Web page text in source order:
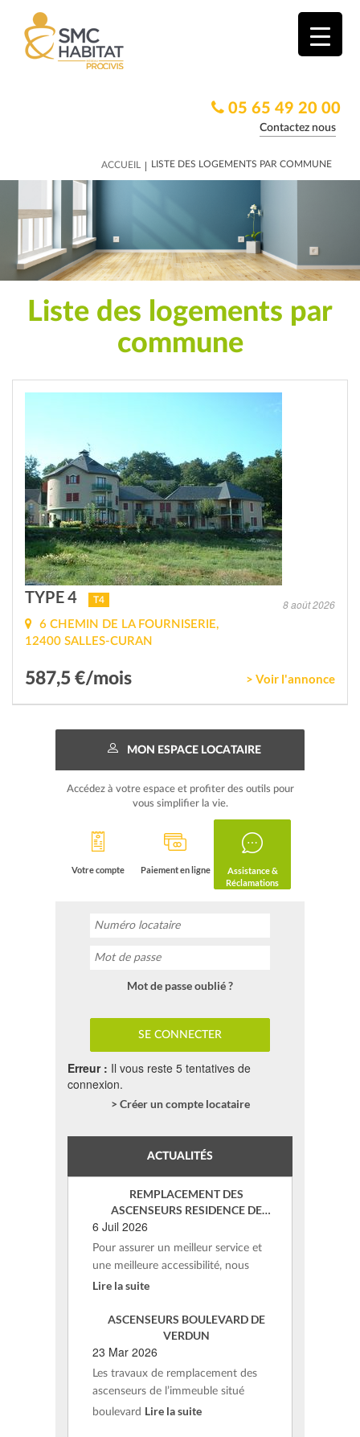
05 65 49 20 00
Contactez nous
ACCUEIL | LISTE DES LOGEMENTS PAR COMMUNE
Liste des logements par
commune
TYPE 4 T4 8 août 2026
6 CHEMIN DE LA FOURNISERIE,
12400 SALLES-CURAN
587,5 €/mois > Voir l'annonce
MON ESPACE LOCATAIRE
Accédez à votre espace et profiter des outils pour
vous simplifier la vie.
Votre compte Paiement en ligne
Assistance &
Réclamations
Mot de passe oublié ?
Erreur : Il vous reste 5 tentatives de
connexion.
> Créer un compte locataire
ACTUALITÉS
REMPLACEMENT DES
ASCENSEURS RESIDENCE DE
VERDUN – ST AFFRIQUE
6 Juil 2026
Pour assurer un meilleur service et
une meilleure accessibilité, nous
Lire la suite
ASCENSEURS BOULEVARD DE
VERDUN
23 Mar 2026
Les travaux de remplacement des
ascenseurs de l’immeuble situé
boulevard Lire la suite